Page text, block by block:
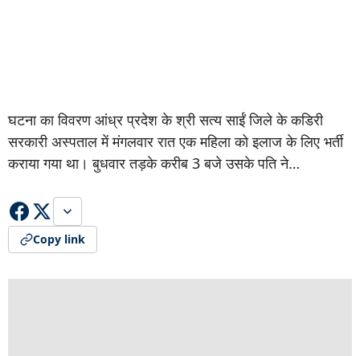
घटना का विवरण आंध्र प्रदेश के श्री सत्य साईं जिले के कडिरी
सरकारी अस्पताल में मंगलवार रात एक महिला को इलाज के लिए भर्ती
कराया गया था। बुधवार तड़के करीब 3 बजे उसके पति ने…
Copy link